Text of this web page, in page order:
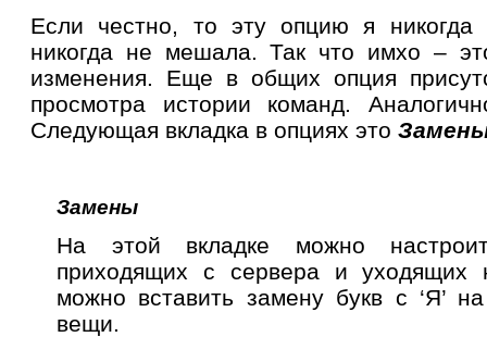
Если честно, то эту опцию я
никогда не мешала. Так что имхо –
изменения. Еще в общих опция
просмотра истории команд.
Следующая вкладка в опциях это
Замены
На этой вкладке можно
приходящих с сервера и уходящих
можно вставить замену букв с ‘Я’
вещи.